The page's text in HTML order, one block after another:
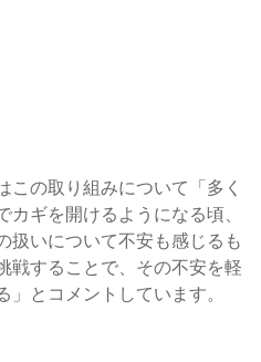
この取り組みについて「多く
ギを開けるようになる頃、
扱いについて不安も感じるも
戦することで、その不安を軽
とコメントしています。